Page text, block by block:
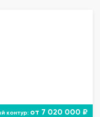
от 7 020 000 ₽